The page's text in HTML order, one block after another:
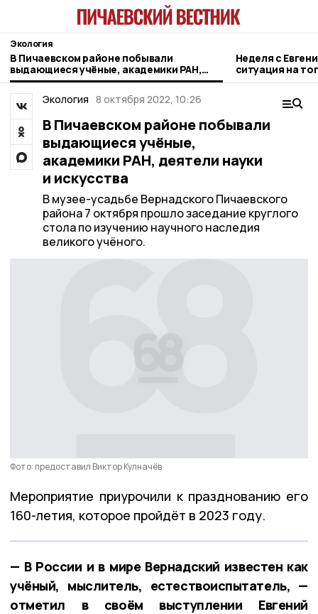
Экология
В Пичаевском районе побывали
выдающиеся учёные, академики РАН,
деятели науки и искусства
Неделя с
ситуация на
городе и
Экология 8 октября 2022, 10:26
В Пичаевском районе побывали
выдающиеся учёные,
академики РАН, деятели науки
и искусства
В музее-усадьбе Вернадского Пичаевского
района 7 октября прошло заседание круглого
стола по изучению научного наследия
великого учёного.
Фото: предоставил Виктор Кулначёв
Мероприятие приурочили к празднованию его
160-летия, которое пройдёт в 2023 году.
— В России и в мире Вернадский известен как
учёный, мыслитель, естествоиспытатель, —
отметил в своём выступлении Евгений